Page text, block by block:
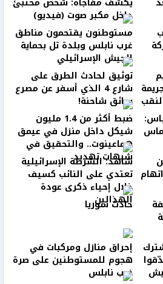
داخل مكبر صوت (فيديو)
مستوطنون يقتحمون مناطق
غرب نابلس وبلدة تل بحماية
الجيش الإسرائيلي
توثيق لحادث الطرق على
شارع 4 الذي أسفر عن مصرع
سائق شاحنة!
ضبط أكثر من 1.4 مليون
شيكل داخل منزل في عيمق
هماعينوت.. والتحقيق في
شبهات تهديد
شاهد: الشرطة الإسرائيلية
تعتدي على النائب كسيف
خلال إحياء ذكرى عودة
الهذالين
حادث سوريا
إحراق منازل ومركبات في
هجوم للمستوطنين على صرة
غرب نابلس